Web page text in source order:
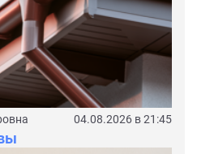
04.08.2026 в 21:45